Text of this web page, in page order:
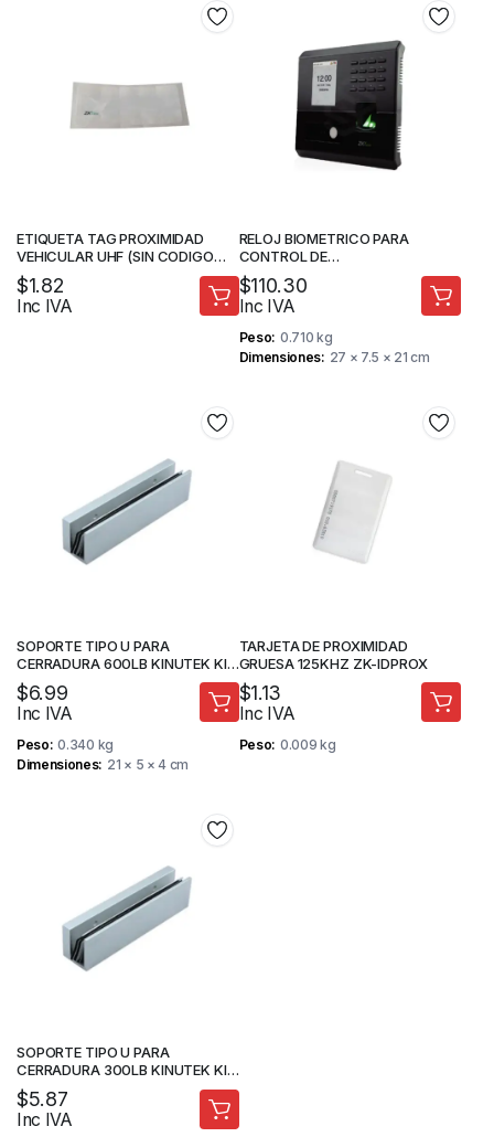
ETIQUETA TAG PROXIMIDAD
VEHICULAR UHF (SIN CODIGO
$1.82
Inc IVA
RELOJ BIOMETRICO PARA
CONTROL DE
ACCESO/ASISTENCIA –
RECONOCIMIENTO FACIAL –
PROTOCOLO DE
ZKTECO
$110.30
Inc IVA
Peso 0.710 kg
Dimensiones
27 × 7.5 × 21 cm
SOPORTE TIPO U PARA
CERRADURA 600LB KINUTEK KI-
Y280U
$6.99
Inc IVA
Peso 0.340 kg
Dimensiones 21 × 5 × 4 cm
TARJETA DE PROXIMIDAD
GRUESA 125KHZ ZK-IDPROX
$1.13
Inc IVA
Peso 0.009 kg
SOPORTE TIPO U PARA
CERRADURA 300LB KINUTEK KI-
Y180U
$5.87
Inc IVA